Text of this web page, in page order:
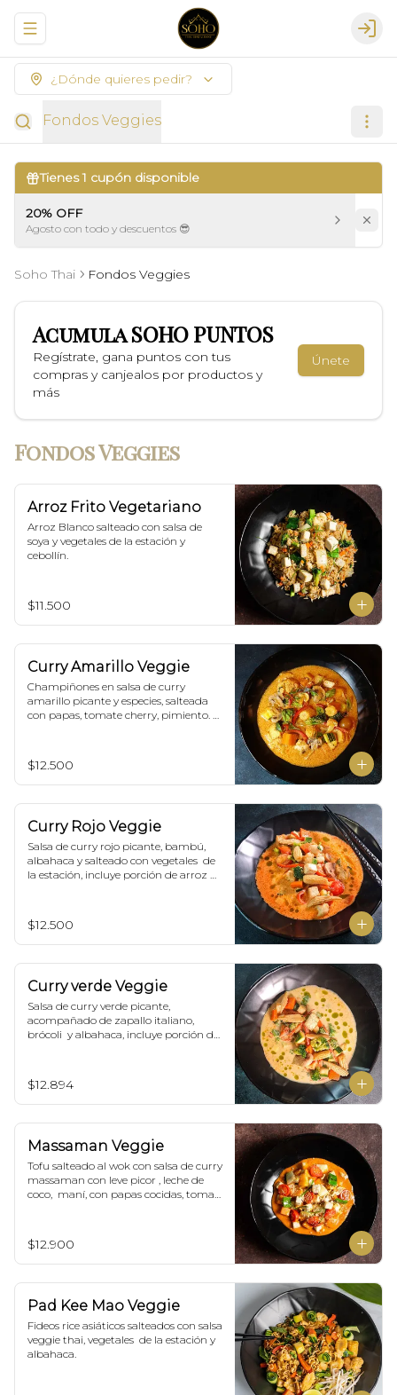
Abrir menu de navegación
¿Dónde quieres pedir?
Fondos Veggies
Tienes1 cupón disponible
20% OFF
Agosto con todo y descuentos 😎
Soho Thai Fondos Veggies
AcumulaSOHO PUNTOS
Regístrate, gana puntos con tus
compras y canjealos por productos y
más
Únete
Fondos Veggies
Arroz Frito Vegetariano
Arroz Blanco salteado con salsa de
soya y vegetales de la estación y
cebollín.
$11.500
Curry Amarillo Veggie
Champiñones en salsa de curry
amarillo picante y especies, salteada
con papas, tomate cherry, pimiento.
$12.500
Curry Rojo Veggie
Salsa de curry rojo picante, bambú,
albahaca y salteado con vegetales  de
la estación, incluye porción de arroz
$12.500
Curry verde Veggie
Salsa de curry verde picante,
acompañado de zapallo italiano,
brócoli  y albahaca, incluye porción de
$12.894
Massaman Veggie
Tofu salteado al wok con salsa de curry
massaman con leve picor , leche de
coco,  maní, con papas cocidas, tomate
$12.900
Pad Kee Mao Veggie
Fideos rice asiáticos salteados con salsa
veggie thai, vegetales  de la estación y
albahaca.